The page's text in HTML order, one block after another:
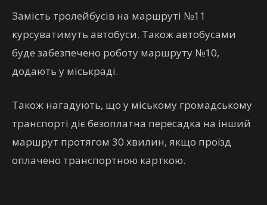
Замість тролейбусів на маршруті №11
курсуватимуть автобуси. Також автобусами
буде забезпечено роботу маршруту №10,
додають у міськраді.
Також нагадують, що у міському громадському
транспорті діє безоплатна пересадка на інший
маршрут протягом 30 хвилин, якщо проїзд
оплачено транспортною карткою.